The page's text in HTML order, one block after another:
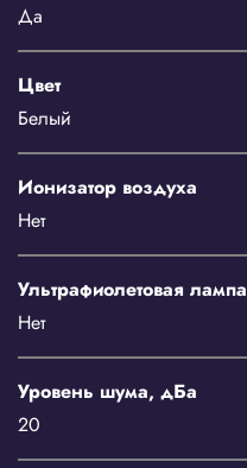
Да
Цвет
Белый
Ионизатор воздуха
Нет
Ультрафиолетовая лампа
Нет
Уровень шума, дБа
20